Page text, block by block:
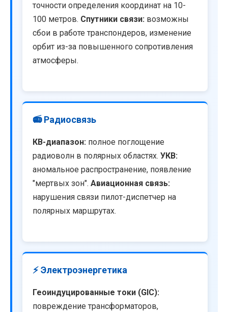
точности определения координат на 10-
100 метров. Спутники связи: возможны
сбои в работе транспондеров, изменение
орбит из-за повышенного сопротивления
атмосферы.
📻 Радиосвязь
КВ-диапазон: полное поглощение
радиоволн в полярных областях. УКВ:
аномальное распространение, появление
"мертвых зон". Авиационная связь:
нарушения связи пилот-диспетчер на
полярных маршрутах.
⚡ Электроэнергетика
Геоиндуцированные токи (GIC):
повреждение трансформаторов,